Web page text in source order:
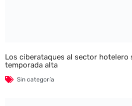
Los ciberataques al sector
temporada alta
Sin categoría